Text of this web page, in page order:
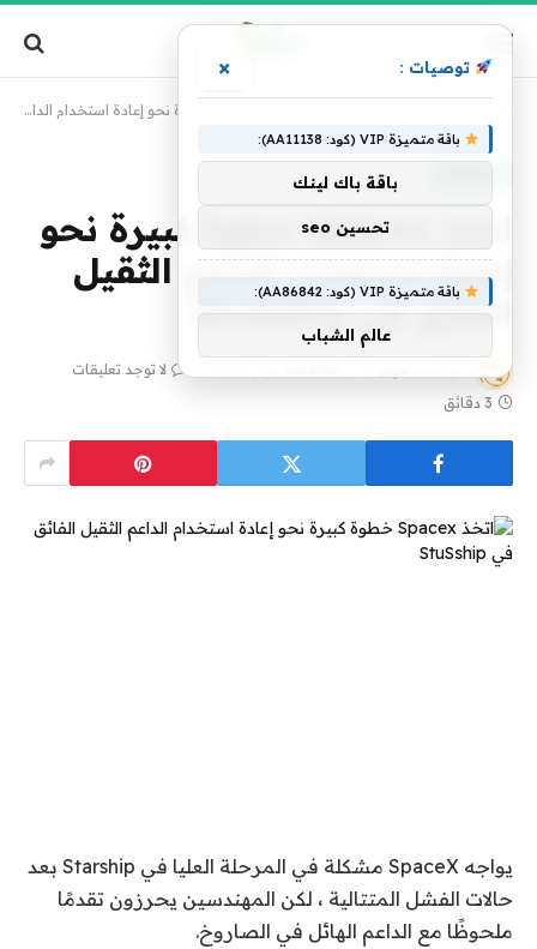
اتخذ Spacex خطوة كبيرة نحو
إعادة استخدام الداعم الثقيل
الفائق في StuSship
لا توجد تعليقات
3 دقائق
يواجه SpaceX مشكلة في المرحلة العليا في Starship بعد
حالات الفشل المتتالية ، لكن المهندسين يحرزون تقدمًا
ملحوظًا مع الداعم الهائل في الصاروخ.
توصيات : ×
باقة متميزة VIP (كود: AA11138):
باقة باك لينك
تحسين seo
باقة متميزة VIP (كود: AA86842):
عالم الشباب